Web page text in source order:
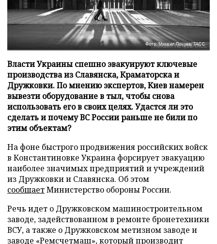
Фото: Михаил Почуев/ТАСС
Власти Украины спешно эвакуируют ключевые
производства из Славянска, Краматорска и
Дружковки. По мнению экспертов, Киев намерен
вывезти оборудование в тыл, чтобы снова
использовать его в своих целях. Удастся ли это
сделать и почему ВС России раньше не били по
этим объектам?
На фоне быстрого продвижения российских войск
в Константиновке Украина форсирует эвакуацию
наиболее значимых предприятий и учреждений
из Дружковки и Славянска. Об этом
сообщаетМинистерство обороны России.
Речь идет о Дружковском машиностроительном
заводе, задействованном в ремонте бронетехники
ВСУ, а также о Дружковском метизном заводе и
заводе «Ремсчетмаш», который производит